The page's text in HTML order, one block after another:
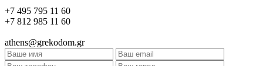
+7 495 795 11 60
+7 812 985 11 60
athens@grekodom.gr